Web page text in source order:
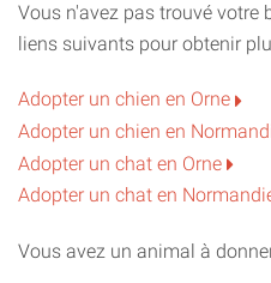
Vous n'avez pas trouvé votre
liens suivants pour obtenir
Adopter un chien en Orne
Adopter un chien en
Adopter un chat en Orne
Adopter un chat en
Vous avez un animal à